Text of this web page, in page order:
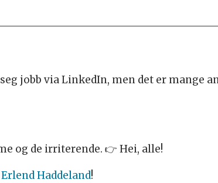
jobb via LinkedIn, men det er mange
og de irriterende. 👉 Hei, alle!
Erlend Haddeland!